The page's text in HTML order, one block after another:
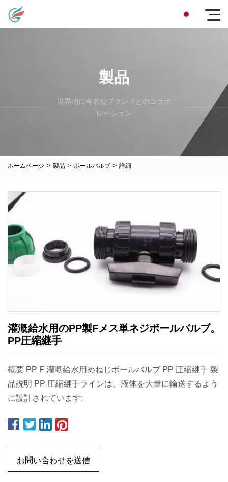
製品
世界的に有名なブランドとのコラボ
レーション
ホームページ > 製品 > ボールバルブ > 詳細
灌漑給水用のPP製Fメス単ネジボールバルブ。
PP圧縮継手
概要 PP F 灌漑給水用めねじボールバルブ PP 圧縮継手 製
品説明 PP 圧縮継手ラインは、液体を大量に輸送するよう
に設計されています;
お問い合わせを送信